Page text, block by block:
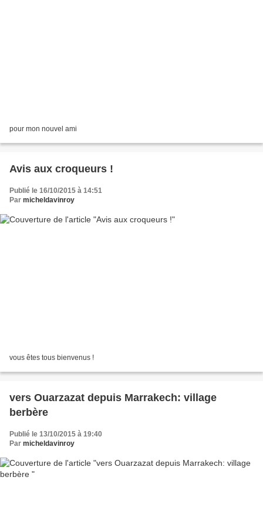
pour mon nouvel ami
Avis aux croqueurs !
Publié le 16/10/2015 à 14:51
Par micheldavinroy
vous êtes tous bienvenus !
vers Ouarzazat depuis Marrakech: village
berbère
Publié le 13/10/2015 à 19:40
Par micheldavinroy